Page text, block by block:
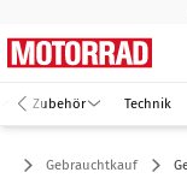
Zubehör Technik
Gebrauchtkauf